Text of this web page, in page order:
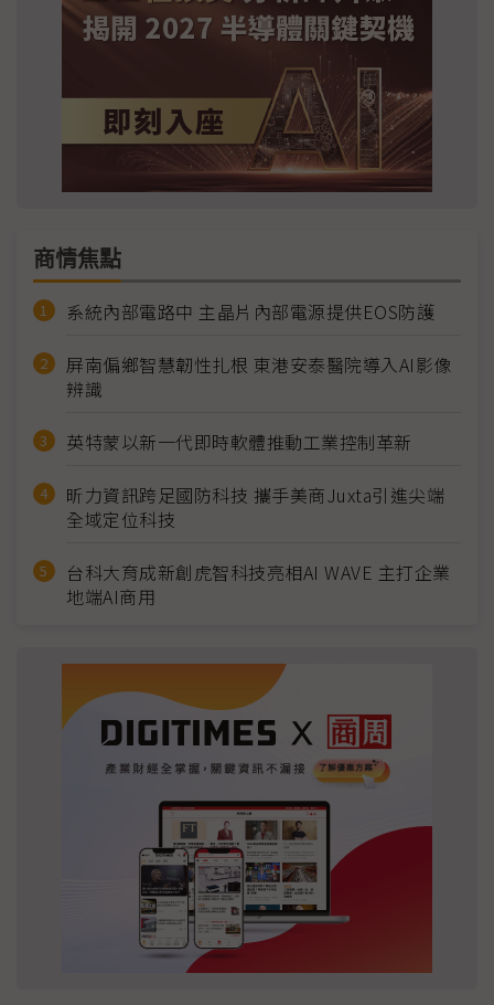
商情焦點
系統內部電路中 主晶片內部電源提供EOS防護
屏南偏鄉智慧韌性扎根 東港安泰醫院導入AI影像
辨識
英特蒙以新一代即時軟體推動工業控制革新
昕力資訊跨足國防科技 攜手美商Juxta引進尖端
全域定位科技
台科大育成新創虎智科技亮相AI WAVE 主打企業
地端AI商用